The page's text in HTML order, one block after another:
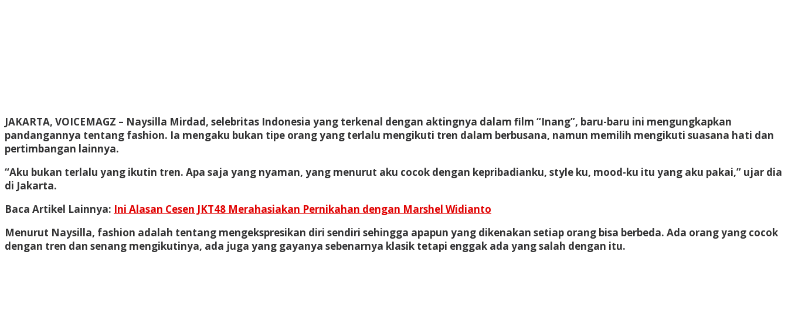
JAKARTA, VOICEMAGZ – Naysilla Mirdad, selebritas Indonesia yang terkenal dengan aktingnya dalam film “Inang”, baru-baru ini mengungkapkan
pandangannya tentang fashion. Ia mengaku bukan tipe orang yang terlalu mengikuti tren dalam berbusana, namun memilih mengikuti suasana hati dan
pertimbangan lainnya.
“Aku bukan terlalu yang ikutin tren. Apa saja yang nyaman, yang menurut aku cocok dengan kepribadianku, style ku, mood-ku itu yang aku pakai,” ujar dia
di Jakarta.
Baca Artikel Lainnya: Ini Alasan Cesen JKT48 Merahasiakan Pernikahan dengan Marshel Widianto
Menurut Naysilla, fashion adalah tentang mengekspresikan diri sendiri sehingga apapun yang dikenakan setiap orang bisa berbeda. Ada orang yang cocok
dengan tren dan senang mengikutinya, ada juga yang gayanya sebenarnya klasik tetapi enggak ada yang salah dengan itu.